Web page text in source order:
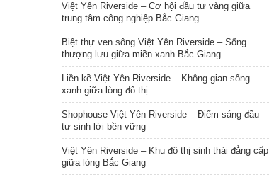
Việt Yên Riverside – Cơ hội đầu tư vàng giữa
trung tâm công nghiệp Bắc Giang
Biệt thự ven sông Việt Yên Riverside – Sống
thượng lưu giữa miền xanh Bắc Giang
Liền kề Việt Yên Riverside – Không gian sống
xanh giữa lòng đô thị
Shophouse Việt Yên Riverside – Điểm sáng đầu
tư sinh lời bền vững
Việt Yên Riverside – Khu đô thị sinh thái đẳng cấp
giữa lòng Bắc Giang